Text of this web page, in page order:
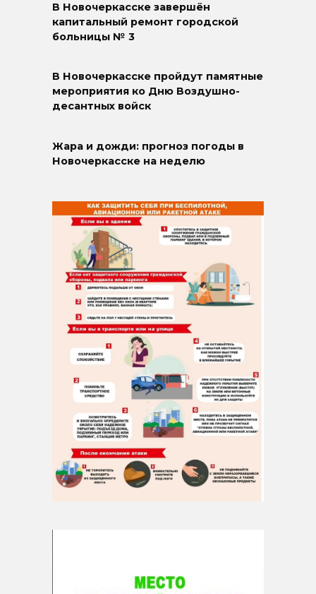
В Новочеркасске завершён
капитальный ремонт городской
больницы № 3
В Новочеркасске пройдут памятные
мероприятия ко Дню Воздушно-
десантных войск
Жара и дожди: прогноз погоды в
Новочеркасске на неделю